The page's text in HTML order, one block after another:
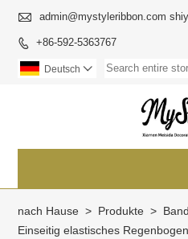
 admin@mystyleribbon.com
 +86-592-5363767
Deutsch 
nach Hause > Produkte > Band
Einseitig elastisches